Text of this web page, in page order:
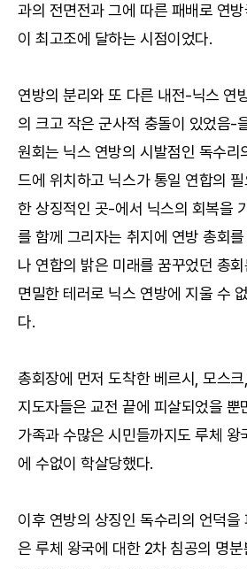
과의 전면전과 그에 따른 패배로 연
이 최고조에 달하는 시점이었다.
연방의 분리와 또 다른 내전-닉스 연
의 크고 작은 군사적 충돌이 있었음-
원회는 닉스 연방의 시발점인 독수
드에 위치하고 닉스가 통일 연합의
한 상징적인 곳-에서 닉스의 회복을
를 함께 그리자는 취지에 연방 총회
나 연합의 밝은 미래를 꿈꾸었던 총
면밀한 테러로 닉스 연방에 지울 수
다.
총회장에 먼저 도착한 베르시, 모스
지도자들은 교전 끝에 피살되었을 뿐
가족과 수많은 시민들까지도 루체 왕
에 수없이 학살당했다.
이후 연방의 상징인 독수리의 언덕을
은 루체 왕국에 대한 2차 침공의 명